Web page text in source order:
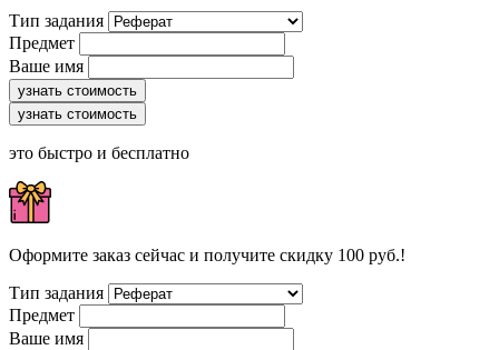
Тип задания
Предмет
Ваше имя
узнать стоимость
узнать стоимость
это быстро и бесплатно
Оформите заказ сейчас и получите скидку 100 руб.!
Тип задания
Предмет
Ваше имя